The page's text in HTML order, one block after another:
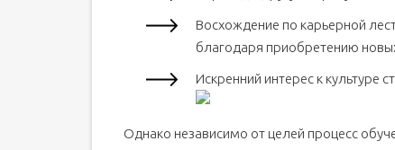
Восхождение по карьерной
благодаря приобретению
Искренний интерес к культуре
Однако независимо от целей процесс